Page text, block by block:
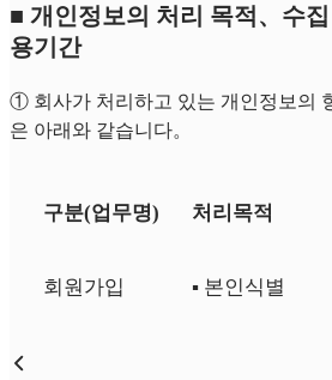
■ 개인정보의 처리 목적、수집
용기간
① 회사가 처리하고 있는 개인정보의
은 아래와 같습니다。
구분(업무명) 처리목적
회원가입 ▪︎ 본인식별